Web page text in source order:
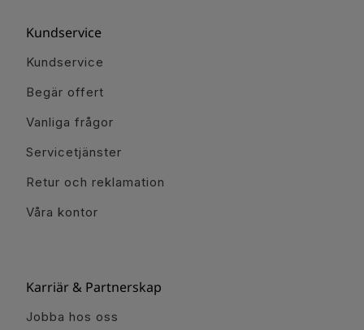
Kundservice
Kundservice
Begär offert
Vanliga frågor
Servicetjänster
Retur och reklamation
Våra kontor
Karriär & Partnerskap
Jobba hos oss